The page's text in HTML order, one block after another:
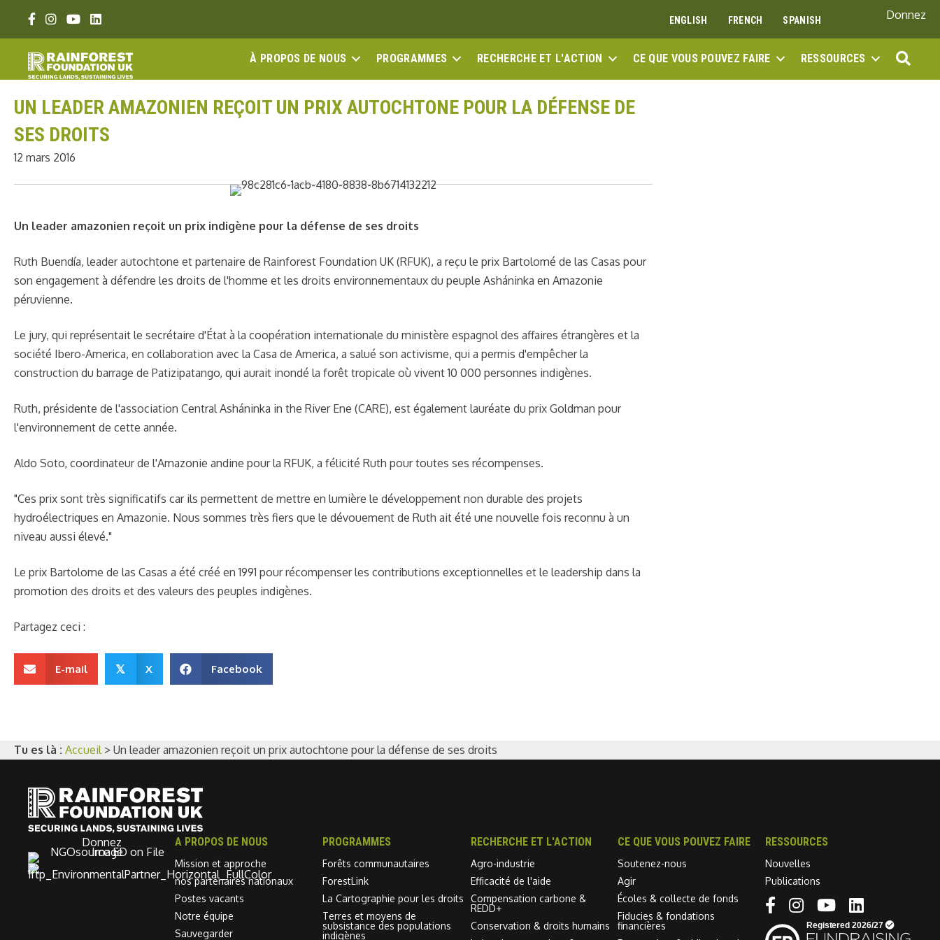
Lien Facebook
Lien Instagram
Lien Youtube
Linkedin link ENGLISH FRENCH SPANISH Donnez
À PROPOS DE NOUS PROGRAMMES RECHERCHE ET L'ACTION CE QUE VOUS POUVEZ FAIRE RESSOURCES
UN LEADER AMAZONIEN REÇOIT UN PRIX AUTOCHTONE POUR LA DÉFENSE DE
SES DROITS
12 mars 2016
Un leader amazonien reçoit un prix indigène pour la défense de ses droits
Ruth Buendía, leader autochtone et partenaire de Rainforest Foundation UK (RFUK), a reçu le prix Bartolomé de las Casas pour
son engagement à défendre les droits de l'homme et les droits environnementaux du peuple Asháninka en Amazonie
péruvienne.
Le jury, qui représentait le secrétaire d'État à la coopération internationale du ministère espagnol des affaires étrangères et la
société Ibero-America, en collaboration avec la Casa de America, a salué son activisme, qui a permis d'empêcher la
construction du barrage de Patizipatango, qui aurait inondé la forêt tropicale où vivent 10 000 personnes indigènes.
Ruth, présidente de l'association Central Asháninka in the River Ene (CARE), est également lauréate du prix Goldman pour
l'environnement de cette année.
Aldo Soto, coordinateur de l'Amazonie andine pour la RFUK, a félicité Ruth pour toutes ses récompenses.
"Ces prix sont très significatifs car ils permettent de mettre en lumière le développement non durable des projets
hydroélectriques en Amazonie. Nous sommes très fiers que le dévouement de Ruth ait été une nouvelle fois reconnu à un
niveau aussi élevé."
Le prix Bartolome de las Casas a été créé en 1991 pour récompenser les contributions exceptionnelles et le leadership dans la
promotion des droits et des valeurs des peuples indigènes.
Partagez ceci :
E-mail 𝕏 X Facebook
Tu es là : Accueil > Un leader amazonien reçoit un prix autochtone pour la défense de ses droits
Donnez A PROPOS DE NOUS
Mission et approche
nos partenaires nationaux
Postes vacants
Notre équipe
Sauvegarder
PROGRAMMES
Forêts communautaires
ForestLink
La Cartographie pour les droits
Terres et moyens de
subsistance des populations
indigènes
RECHERCHE ET L'ACTION
Agro-industrie
Efficacité de l'aide
Compensation carbone &
REDD+
Conservation & droits humains
CE QUE VOUS POUVEZ FAIRE
Soutenez-nous
Agir
Écoles & collecte de fonds
Fiducies & fondations
financières
RESSOURCES
Nouvelles
Publications
Linkedin link